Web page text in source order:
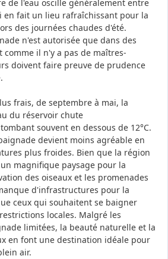
de l'eau oscille généralement entre
en fait un lieu rafraîchissant pour la
des journées chaudes d'été.
n'est autorisée que dans des
comme il n'y a pas de maîtres-
doivent faire preuve de prudence
frais, de septembre à mai, la
du réservoir chute
souvent en dessous de 12°C.
devient moins agréable en
plus froides. Bien que la région
magnifique paysage pour la
des oiseaux et les promenades
d'infrastructures pour la
ceux qui souhaitent se baigner
locales. Malgré les
limitées, la beauté naturelle et la
en font une destination idéale pour
air.